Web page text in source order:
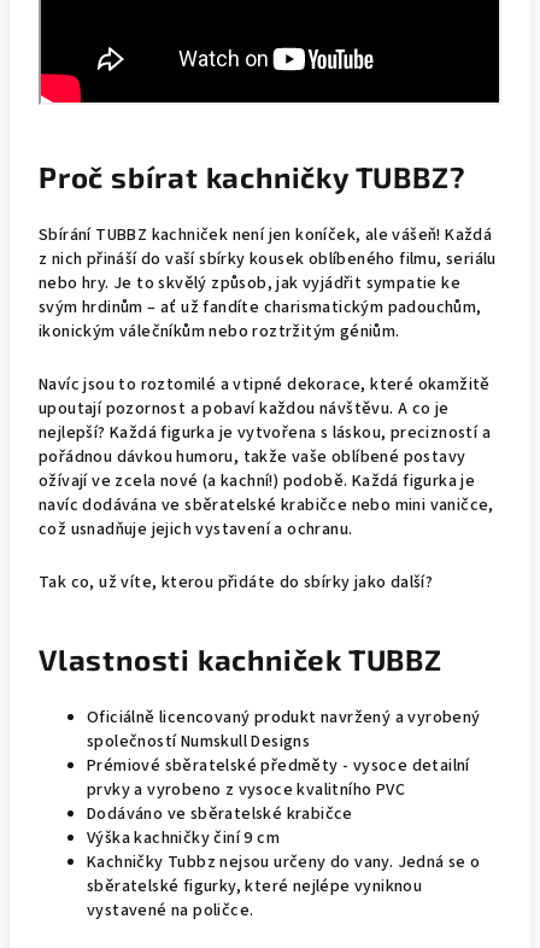
Proč sbírat kachničky TUBBZ?
Sbírání TUBBZ kachniček není jen koníček, ale vášeň! Každá
z nich přináší do vaší sbírky kousek oblíbeného filmu, seriálu
nebo hry. Je to skvělý způsob, jak vyjádřit sympatie ke
svým hrdinům – ať už fandíte charismatickým padouchům,
ikonickým válečníkům nebo roztržitým géniům.
Navíc jsou to roztomilé a vtipné dekorace, které okamžitě
upoutají pozornost a pobaví každou návštěvu. A co je
nejlepší? Každá figurka je vytvořena s láskou, precizností a
pořádnou dávkou humoru, takže vaše oblíbené postavy
ožívají ve zcela nové (a kachní!) podobě. Každá figurka je
navíc dodávána ve sběratelské krabičce nebo mini vaničce,
což usnadňuje jejich vystavení a ochranu.
Tak co, už víte, kterou přidáte do sbírky jako další?
Vlastnosti kachniček TUBBZ
Oficiálně licencovaný produkt navržený a vyrobený
společností Numskull Designs
Prémiové sběratelské předměty - vysoce detailní
prvky a vyrobeno z vysoce kvalitního PVC
Dodáváno ve sběratelské krabičce
Výška kachničky činí 9 cm
Kachničky Tubbz nejsou určeny do vany. Jedná se o
sběratelské figurky, které nejlépe vyniknou
vystavené na poličce.